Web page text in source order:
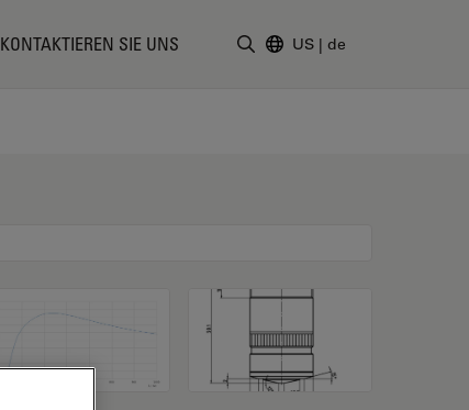
KONTAKTIEREN SIE UNS US | de